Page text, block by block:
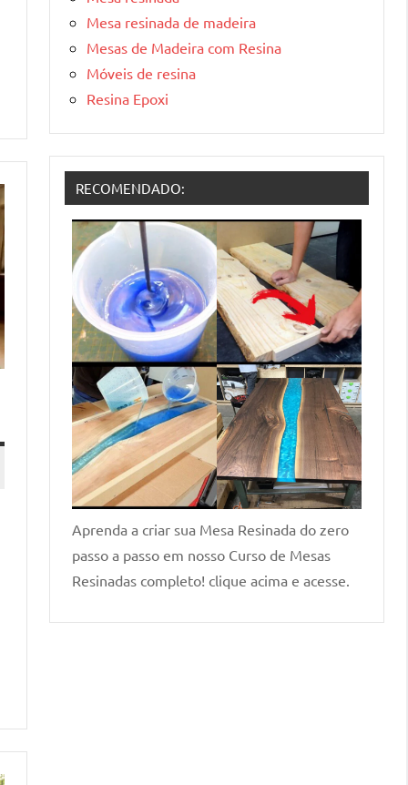
Mesa resinada de madeira
Mesas de Madeira com Resina
Móveis de resina
Resina Epoxi
RECOMENDADO:
Aprenda a criar sua Mesa Resinada do zero
passo a passo em nosso Curso de Mesas
Resinadas completo! clique acima e acesse.